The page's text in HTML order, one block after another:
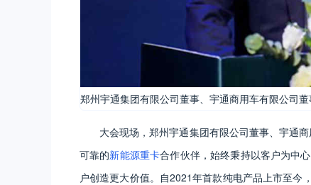
郑州宇通集团有限公司董事、宇通商用车有限公司
大会现场，郑州宇通集团有限公司董事、宇通
可靠的新能源重卡合作伙伴，始终秉持以客户为中
户创造更大价值。自2021年首款纯电产品上市至今